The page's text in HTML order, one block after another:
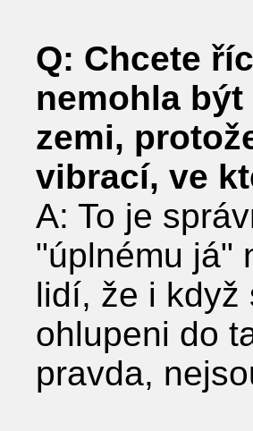
Q: Chcete
nemohla
zemi,
vibrací, ve
A: To je
"úplnému já"
lidí, že i když
ohlupeni do
pravda,